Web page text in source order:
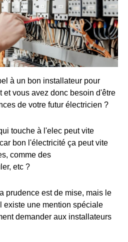
à un bon installateur pour
et vous avez donc besoin d'être
de votre futur électricien ?
touche à l'elec peut vite
bon l'électricité ça peut vite
comme des
etc ?
prudence est de mise, mais le
existe une mention spéciale
demander aux installateurs